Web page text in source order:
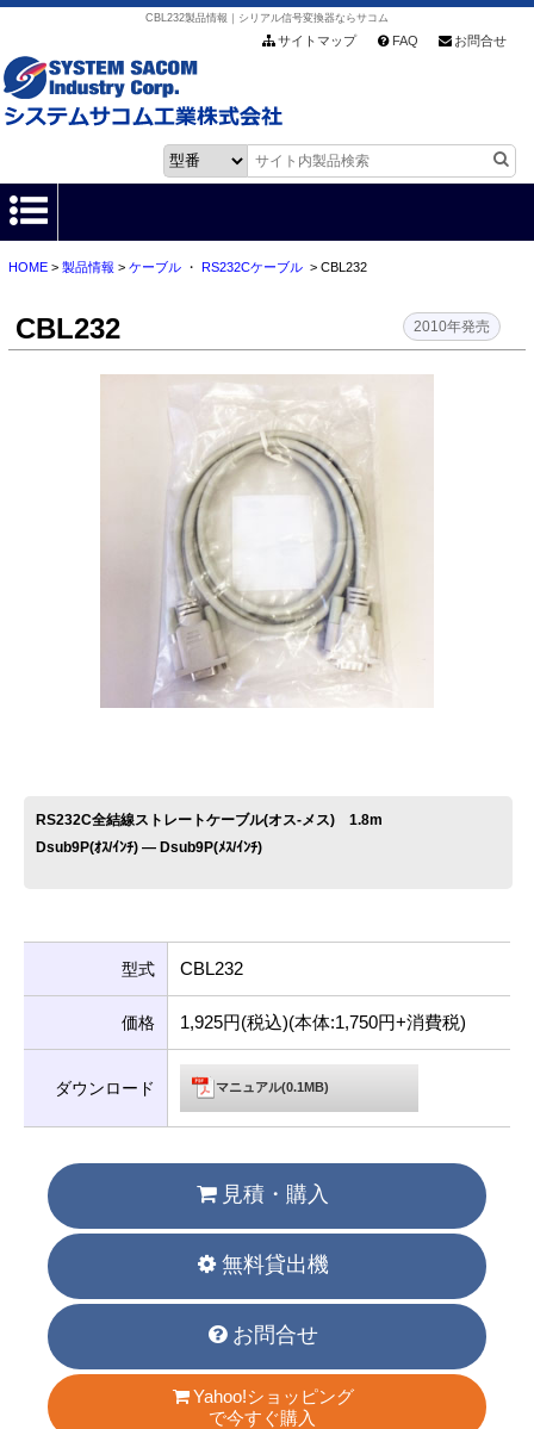
CBL232製品情報｜シリアル信号変換器ならサコム
サイトマップ FAQ お問合せ
HOME
各種ダウンロード
お客様サポート
会社情報
HOME> 製品情報 > ケーブル・ RS232Cケーブル> CBL232
CBL232 2010年発売
RS232C全結線ストレートケーブル(オス-メス) 1.8m
Dsub9P(ｵｽ/ｲﾝﾁ) ― Dsub9P(ﾒｽ/ｲﾝﾁ)
型式 CBL232
価格 1,925円(税込)(本体:1,750円+消費税)
ダウンロード マニュアル(0.1MB)
見積・購入
無料貸出機
お問合せ
Yahoo!ショッピング
で今すぐ購入